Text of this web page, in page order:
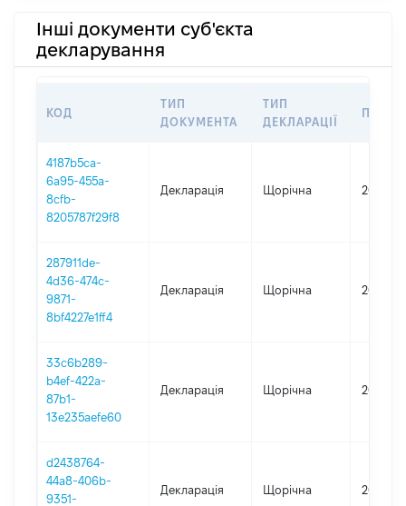
Інші документи суб'єкта
декларування
КОД
ТИП
ДОКУМЕНТА
ТИП
ДЕКЛАРАЦІЇ
4187b5ca-
6a95-455a-
8cfb-
8205787f29f8
Декларація Щорічна 2025
287911de-
4d36-474c-
9871-
8bf4227e1ff4
Декларація Щорічна 2024
33c6b289-
b4ef-422a-
87b1-
13e235aefe60
Декларація Щорічна 2023
d2438764-
44a8-406b-
9351-
Декларація Щорічна 2022